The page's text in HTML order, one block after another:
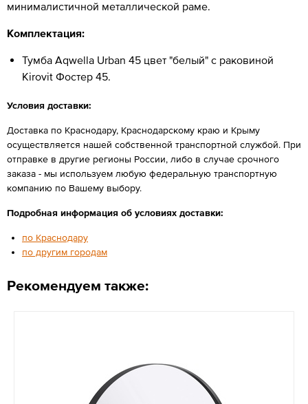
минималистичной металлической раме.
Комплектация:
Тумба Aqwella Urban 45 цвет "белый" с раковиной
Kirovit Фостер 45.
Условия доставки:
Доставка по Краснодару, Краснодарскому краю и Крыму
осуществляется нашей собственной транспортной службой. При
отправке в другие регионы России, либо в случае срочного
заказа - мы используем любую федеральную транспортную
компанию по Вашему выбору.
Подробная информация об условиях доставки:
по Краснодару
по другим городам
Рекомендуем также: